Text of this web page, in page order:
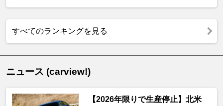
すべてのランキングを見る
ニュース (carview!)
【2026年限りで生産停止】北米